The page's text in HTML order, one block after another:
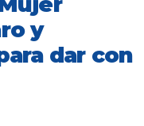
y
dar con